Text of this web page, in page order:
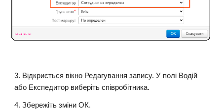
3. Відкриється вікно Редагування запису. У полі Водій
або Експедитор виберіть співробітника.
4. Збережіть зміни ОК.